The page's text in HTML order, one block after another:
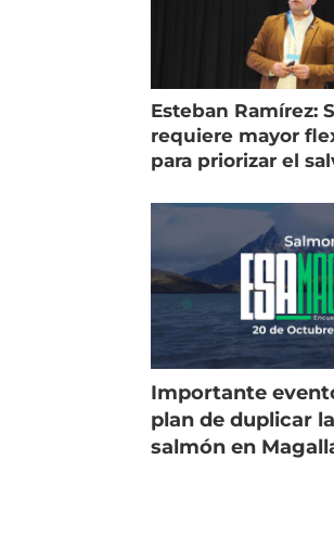
Esteban Ramírez:
requiere mayor
para priorizar el
Importante
plan de duplicar
salmón en